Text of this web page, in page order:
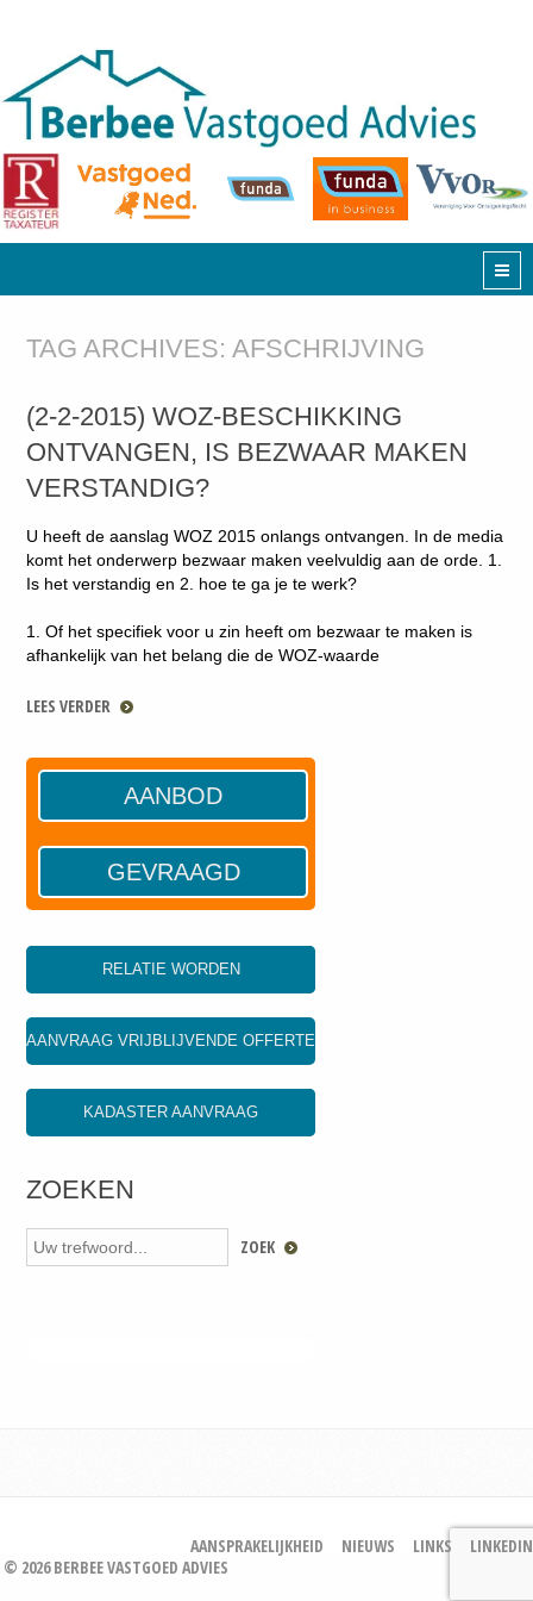
TAG ARCHIVES:AFSCHRIJVING
(2-2-2015) WOZ-BESCHIKKING
ONTVANGEN, IS BEZWAAR MAKEN
VERSTANDIG?
U heeft de aanslag WOZ 2015 onlangs ontvangen. In de media
komt het onderwerp bezwaar maken veelvuldig aan de orde. 1.
Is het verstandig en 2. hoe te ga je te werk?
1. Of het specifiek voor u zin heeft om bezwaar te maken is
afhankelijk van het belang die de WOZ-waarde
LEES VERDER
AANBOD
GEVRAAGD
RELATIE WORDEN
AANVRAAG VRIJBLIJVENDE OFFERTE
KADASTER AANVRAAG
ZOEKEN
AANSPRAKELIJKHEID NIEUWS LINKS
LINKEDIN
© 2026 BERBEE VASTGOED ADVIES